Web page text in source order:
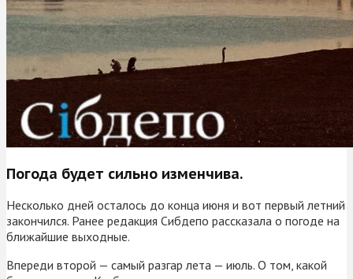
Погода будет сильно изменчива.
Несколько дней осталось до конца июня и вот первый летний
закончился. Ранее редакция Сибдепо рассказала о погоде на
ближайшие выходные.
Впереди второй — самый разгар лета — июль. О том, какой